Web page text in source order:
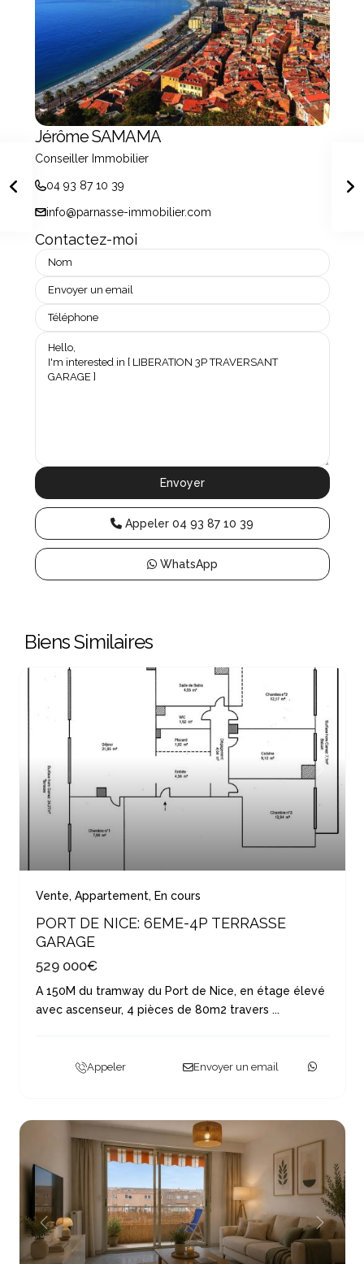
Jérôme SAMAMA
Conseiller Immobilier
04 93 87 10 39
info@parnasse-immobilier.com
Contactez-moi
Appeler 04 93 87 10 39
WhatsApp
Biens Similaires
Previous
Vente, Appartement, En cours
PORT DE NICE: 6EME-4P TERRASSE
GARAGE
529 000€
A 150M du tramway du Port de Nice, en étage élevé
avec ascenseur, 4 pièces de 80m2 travers ...
Appeler Envoyer un email
Previous Next